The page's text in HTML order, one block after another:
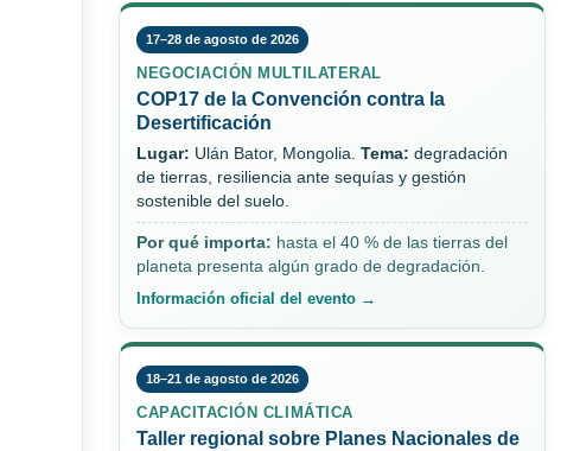
17–28 de agosto de 2026
NEGOCIACIÓN MULTILATERAL
COP17 de la Convención contra la
Desertificación
Lugar: Ulán Bator, Mongolia. Tema: degradación
de tierras, resiliencia ante sequías y gestión
sostenible del suelo.
Por qué importa: hasta el 40 % de las tierras del
planeta presenta algún grado de degradación.
Información oficial del evento →
18–21 de agosto de 2026
CAPACITACIÓN CLIMÁTICA
Taller regional sobre Planes Nacionales de